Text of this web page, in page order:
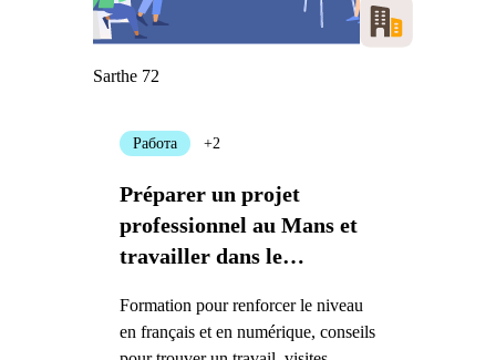
Sarthe 72
Préparer un projet
professionnel au Mans et
travailler dans le
Formation pour renforcer le niveau
en français et en numérique, conseils
Работа +2